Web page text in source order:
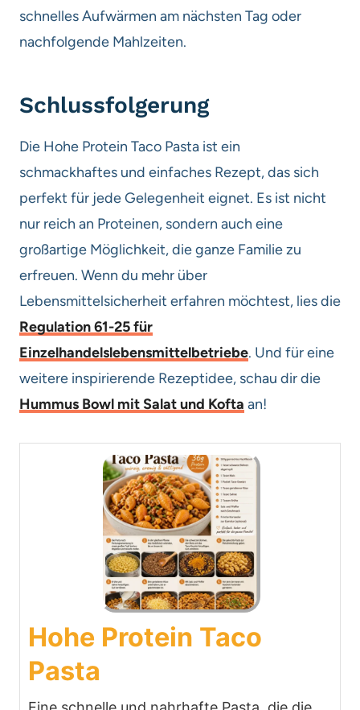
schnelles Aufwärmen am nächsten Tag oder
nachfolgende Mahlzeiten.
Schlussfolgerung
Die Hohe Protein Taco Pasta ist ein
schmackhaftes und einfaches Rezept, das sich
perfekt für jede Gelegenheit eignet. Es ist nicht
nur reich an Proteinen, sondern auch eine
großartige Möglichkeit, die ganze Familie zu
erfreuen. Wenn du mehr über
Lebensmittelsicherheit erfahren möchtest, lies die
Regulation 61-25 für
Einzelhandelslebensmittelbetriebe. Und für eine
weitere inspirierende Rezeptidee, schau dir die
Hummus Bowl mit Salat und Kofta an!
Hohe Protein Taco
Pasta